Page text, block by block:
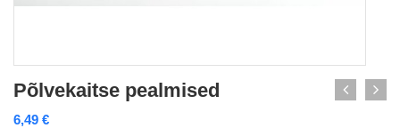
Põlvekaitse pealmised
6,49 €